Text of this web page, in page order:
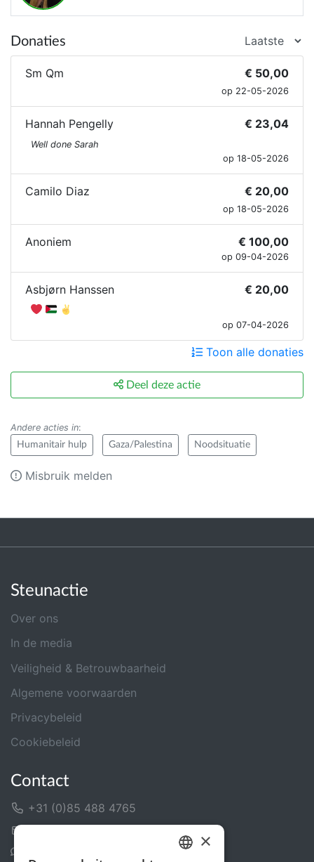
Donaties
Sm Qm € 50,00
op 22-05-2026
Hannah Pengelly € 23,04
Well done Sarah
op 18-05-2026
Camilo Diaz € 20,00
op 18-05-2026
Anoniem € 100,00
op 09-04-2026
Asbjørn Hanssen € 20,00
op 07-04-2026
Toon alle donaties
Deel deze actie
Andere acties in:
Humanitair hulp Gaza/Palestina Noodsituatie
Misbruik melden
Steunactie
Over ons
In de media
Veiligheid & Betrouwbaarheid
Algemene voorwaarden
Privacybeleid
Cookiebeleid
Contact
+31 (0)85 488 4765
×